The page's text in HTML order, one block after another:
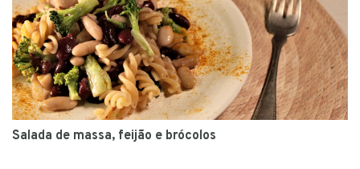
Salada de massa, feijão e brócolos